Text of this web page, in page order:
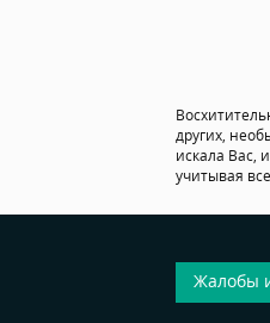
других,
искала Вас,
учитывая
Жалобы